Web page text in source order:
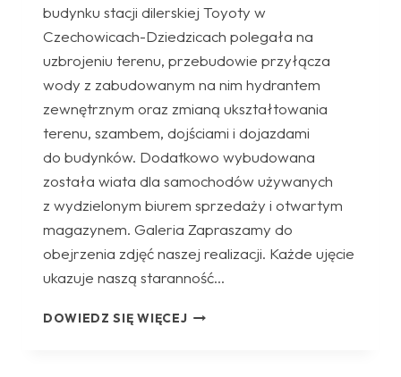
budynku stacji dilerskiej Toyoty w
Czechowicach-Dziedzicach polegała na
uzbrojeniu terenu, przebudowie przyłącza
wody z zabudowanym na nim hydrantem
zewnętrznym oraz zmianą ukształtowania
terenu, szambem, dojściami i dojazdami
do budynków. Dodatkowo wybudowana
została wiata dla samochodów używanych
z wydzielonym biurem sprzedaży i otwartym
magazynem. Galeria Zapraszamy do
obejrzenia zdjęć naszej realizacji. Każde ujęcie
ukazuje naszą staranność…
DOWIEDZ SIĘ WIĘCEJSALON